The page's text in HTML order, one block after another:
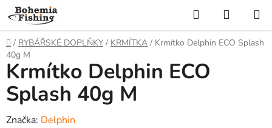
Přejít
na
obsah
Hledat
KOŠÍK
Domů
/ RYBÁŘSKÉ DOPLŇKY / KRMÍTKA / Krmítko Delphin ECO Splash
40g M
Krmítko Delphin ECO
Splash 40g M
Značka: Delphin